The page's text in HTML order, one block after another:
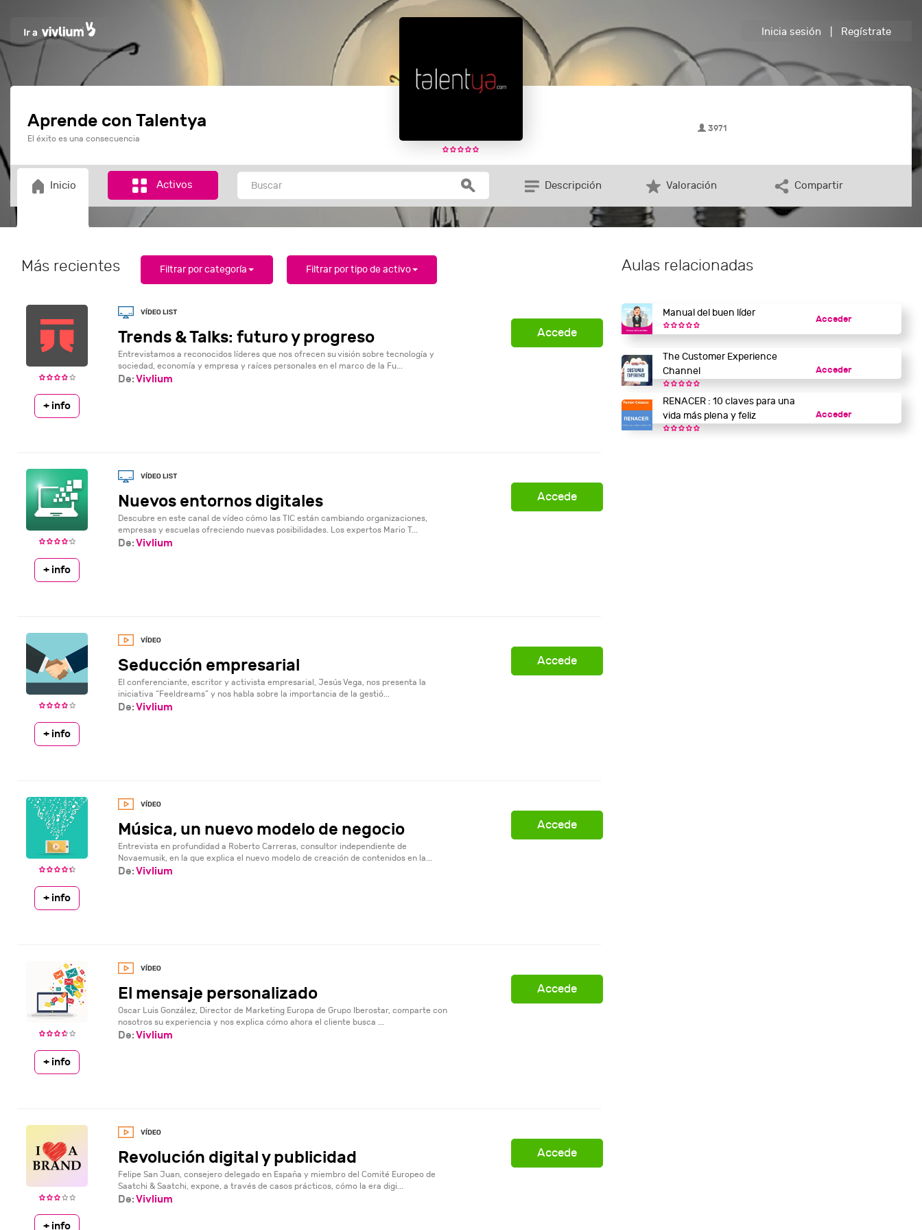
Inicia sesión Regístrate
Aprende con Talentya
El éxito es una consecuencia
3971
Inicio Activos Descripción Valoración Compartir
Más recientes Filtrar por categoría Filtrar por tipo de activo
Trends & Talks: futuro y progreso
Entrevistamos a reconocidos líderes que nos ofrecen su visión sobre tecnología y
sociedad, economía y empresa y raíces personales en el marco de la Fu...
Accede
+ info
De:Vivlium
Nuevos entornos digitales
Descubre en este canal de vídeo cómo las TIC están cambiando organizaciones,
empresas y escuelas ofreciendo nuevas posibilidades. Los expertos Mario T...
Accede
+ info
De:Vivlium
Seducción empresarial
El conferenciante, escritor y activista empresarial, Jesús Vega, nos presenta la
iniciativa “Feeldreams” y nos habla sobre la importancia de la gestió...
Accede
+ info
De:Vivlium
Música, un nuevo modelo de negocio
Entrevista en profundidad a Roberto Carreras, consultor independiente de
Novaemusik, en la que explica el nuevo modelo de creación de contenidos en la...
Accede
+ info
De:Vivlium
El mensaje personalizado
Oscar Luis González, Director de Marketing Europa de Grupo Iberostar, comparte con
nosotros su experiencia y nos explica cómo ahora el cliente busca ...
Accede
+ info
De:Vivlium
Revolución digital y publicidad
Felipe San Juan, consejero delegado en España y miembro del Comité Europeo de
Saatchi & Saatchi, expone, a través de casos prácticos, cómo la era digi...
Accede
+ info
De:Vivlium
Aulas relacionadas
Manual del buen líder
Acceder
The Customer Experience
Channel
Acceder
RENACER : 10 claves para una
vida más plena y feliz
Acceder